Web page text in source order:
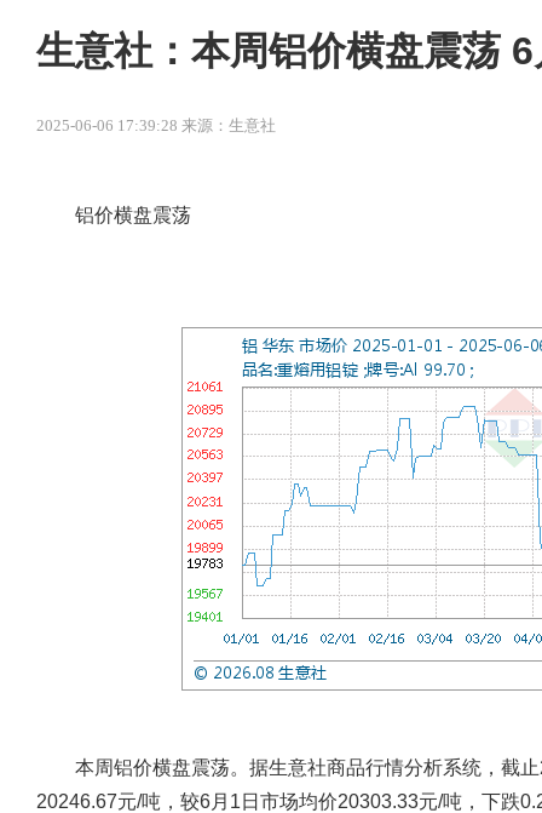
生意社：本周铝价横盘震荡
2025-06-06 17:39:28 来源：生意社
铝价横盘震荡
本周铝价横盘震荡。据生意社商品行情分析系统，截止
20246.67元/吨，较6月1日市场均价20303.33元/吨，下跌